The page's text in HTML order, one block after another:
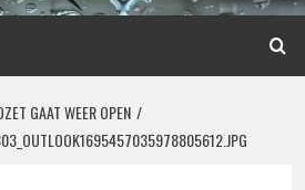
GAAT WEER OPEN